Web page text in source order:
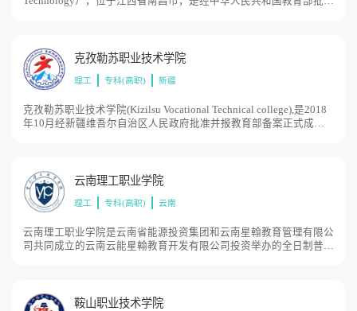
示范基地、江西省版权示范基地。江西软件职业技术大学前身是创建
于2003年的江西先锋软件职业技术学院；2018年12月，升为本科高
校，暂定名为江西软件职业学院（本科）；2019年5月，更名为江西
2700亩。
克孜勒苏职业技术学院
理工 专科(高职) 新疆
克孜勒苏职业技术学院(Kizilsu Vocational Technical college),是2018
年10月经新疆维吾尔自治区人民政府批准并报教育部备案正式成立
成的一所综合职业院校。学院占地面积1026亩。
云南理工职业学院
理工 专科(高职) 云南
云南理工职业学院是云南省能源投资集团和云南星翰教育管理有限公
司共同成立的云南云能星翰教育开发有限公司投资举办的全日制普通
鞍山职业技术学院